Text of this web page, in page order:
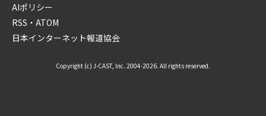
AIポリシー
RSS・ATOM
日本インターネット報道協会
Copyright (c) J-CAST, Inc. 2004-2026. All rights reserved.